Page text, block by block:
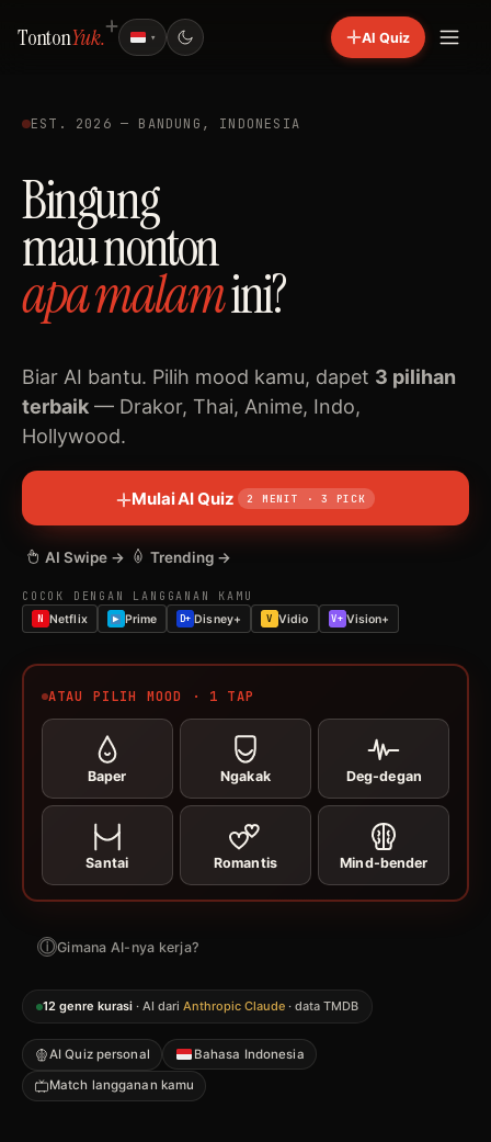
TontonYuk. ▾ AI Quiz
EST. 2026 — BANDUNG, INDONESIA
Bingung
mau nonton
apamalamini?
Biar AI bantu. Pilih mood kamu, dapet 3 pilihan
terbaik — Drakor, Thai, Anime, Indo,
Hollywood.
Mulai AI Quiz 2 MENIT · 3 PICK
AI Swipe → Trending →
COCOK DENGAN LANGGANAN KAMU
N Netflix Prime D+ Disney+ V Vidio V+ Vision+
ATAU PILIH MOOD · 1 TAP
Baper Ngakak Deg-degan
Santai Romantis Mind-bender
ⓘGimana AI-nya kerja?
12 genre kurasi · AI dari Anthropic Claude · data TMDB
AI Quiz personal Bahasa Indonesia
Match langganan kamu